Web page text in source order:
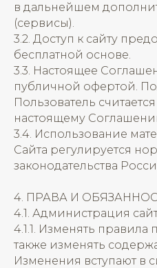
в дальнейшем
(сервисы).
3.2. Доступ к сайту
бесплатной основе.
3.3. Настоящее
публичной офертой.
Пользователь
настоящему
3.4. Использование
Сайта регулируется
законодательства
4. ПРАВА И
4.1. Администрация
4.1.1. Изменять правила
также изменять
Изменения вступают в